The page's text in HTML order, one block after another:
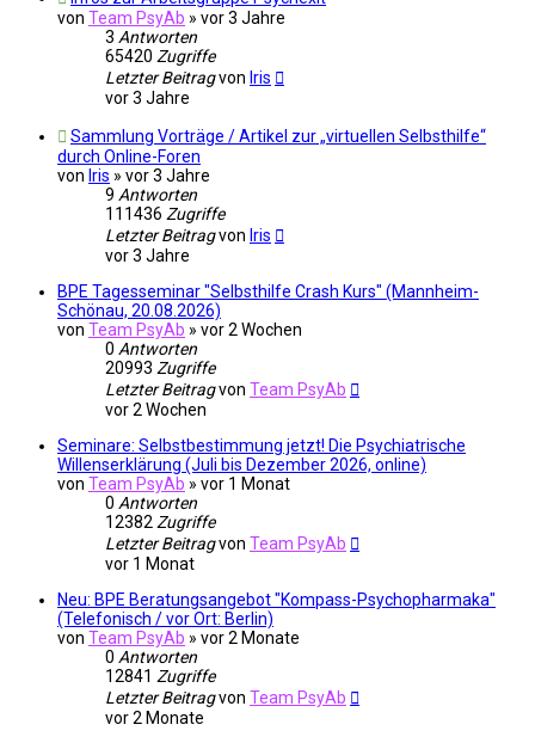
von Team PsyAb » vor 3 Jahre
3 Antworten
65420 Zugriffe
Letzter Beitragvon Iris
vor 3 Jahre
Sammlung Vorträge / Artikel zur „virtuellen Selbsthilfe“
durch Online-Foren
von Iris » vor 3 Jahre
9 Antworten
111436 Zugriffe
Letzter Beitragvon Iris
vor 3 Jahre
BPE Tagesseminar "Selbsthilfe Crash Kurs" (Mannheim-
Schönau, 20.08.2026)
von Team PsyAb » vor 2 Wochen
0 Antworten
20993 Zugriffe
Letzter Beitragvon Team PsyAb
vor 2 Wochen
Seminare: Selbstbestimmung jetzt! Die Psychiatrische
Willenserklärung (Juli bis Dezember 2026, online)
von Team PsyAb » vor 1 Monat
0 Antworten
12382 Zugriffe
Letzter Beitragvon Team PsyAb
vor 1 Monat
Neu: BPE Beratungsangebot "Kompass-Psychopharmaka"
(Telefonisch / vor Ort: Berlin)
von Team PsyAb » vor 2 Monate
0 Antworten
12841 Zugriffe
Letzter Beitragvon Team PsyAb
vor 2 Monate